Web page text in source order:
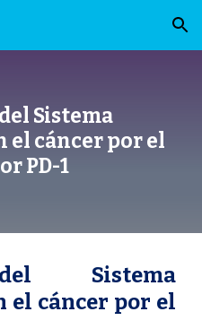
Skip to navigation
Sistema
cáncer por el
PD-1
Sistema
el cáncer por el